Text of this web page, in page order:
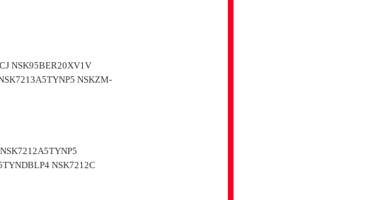
NSK95BER20XV1V
NSKZM-
NSK7212A5TYNP5
NSK7212C